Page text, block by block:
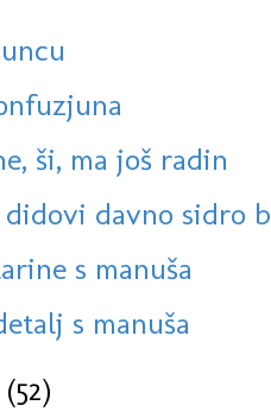
ši, ma još radin
davno sidro
s manuša
s manuša
(52)